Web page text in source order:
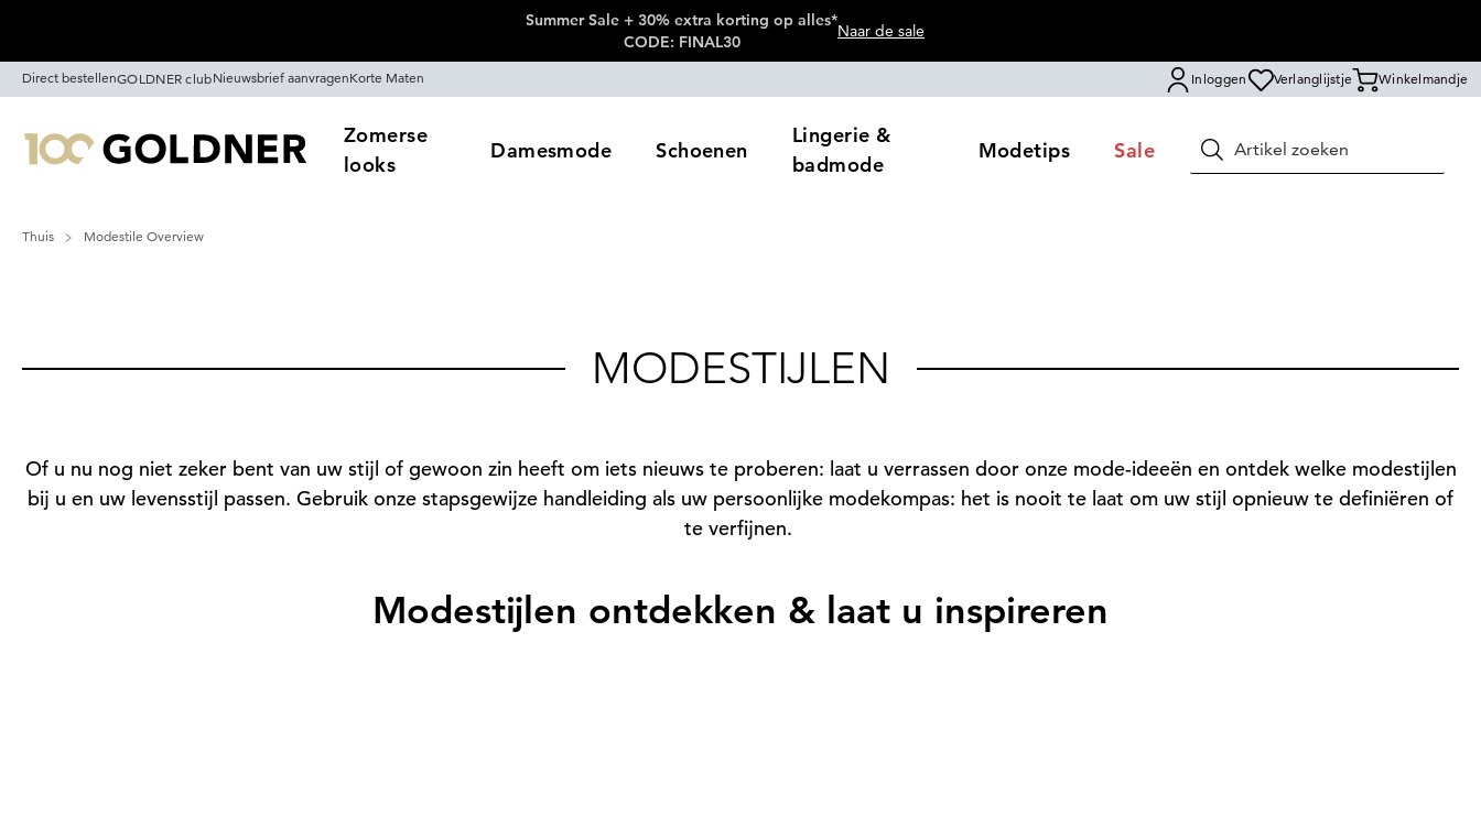
Summer Sale + 30% extra korting op alles*
CODE: FINAL30
Naar de sale
Direct bestellenGOLDNER clubNieuwsbrief aanvragenKorte Maten Inloggen Verlanglijstje Winkelmandje
Zomerse
looks
Damesmode Schoenen
Lingerie &
badmode
Modetips Sale Zoeken
Thuis Modestile Overview
MODESTIJLEN
Of u nu nog niet zeker bent van uw stijl of gewoon zin heeft om iets nieuws te proberen: laat u verrassen door onze mode-ideeën en ontdek welke modestijlen
bij u en uw levensstijl passen. Gebruik onze stapsgewijze handleiding als uw persoonlijke modekompas: het is nooit te laat om uw stijl opnieuw te definiëren of
te verfijnen.
Modestijlen ontdekken & laat u inspireren